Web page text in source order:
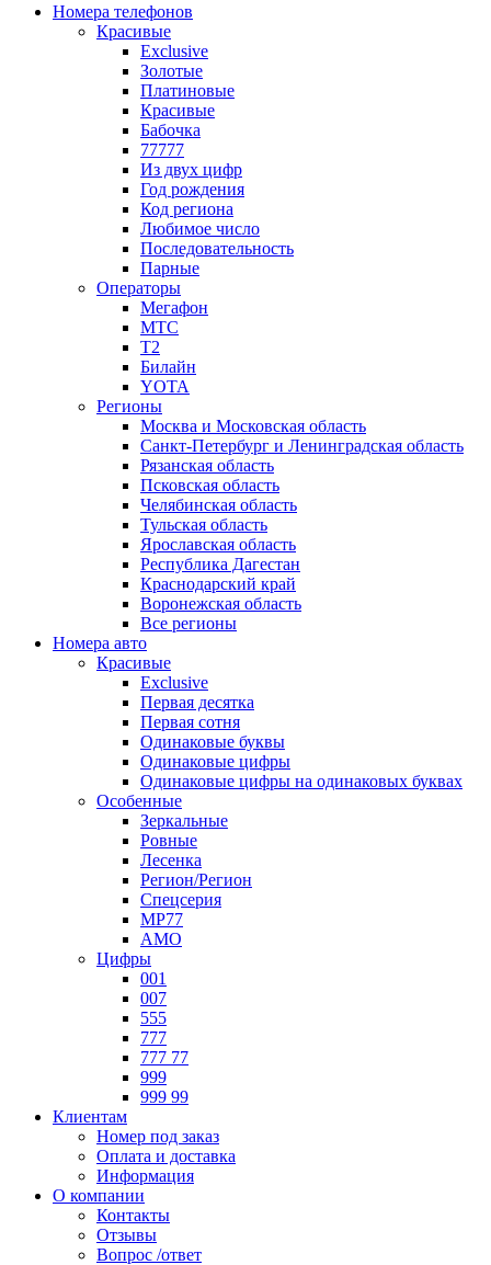
Номера телефонов
Красивые
Exclusive
Золотые
Платиновые
Красивые
Бабочка
77777
Из двух цифр
Год рождения
Код региона
Любимое число
Последовательность
Парные
Операторы
Мегафон
МТС
Т2
Билайн
YOTA
Регионы
Москва и Московская область
Санкт-Петербург и Ленинградская область
Рязанская область
Псковская область
Челябинская область
Тульская область
Ярославская область
Республика Дагестан
Краснодарский край
Воронежская область
Все регионы
Номера авто
Красивые
Exclusive
Первая десятка
Первая сотня
Одинаковые буквы
Одинаковые цифры
Одинаковые цифры на одинаковых буквах
Особенные
Зеркальные
Ровные
Лесенка
Регион/Регион
Спецсерия
МР77
АМО
Цифры
001
007
555
777
777 77
999
999 99
Клиентам
Номер под заказ
Оплата и доставка
Информация
О компании
Контакты
Отзывы
Вопрос /ответ